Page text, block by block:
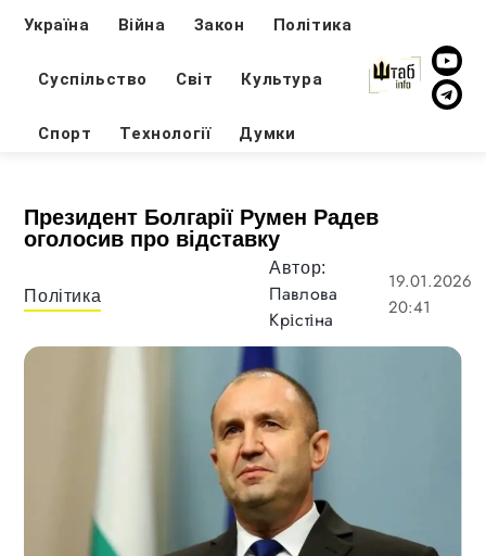
Україна Війна Закон Політика
Суспільство Світ Культура
Спорт Технології Думки
Президент Болгарії Румен Радев
оголосив про відставку
Політика
Автор:
Павлова
Крістіна
19.01.2026
20:41